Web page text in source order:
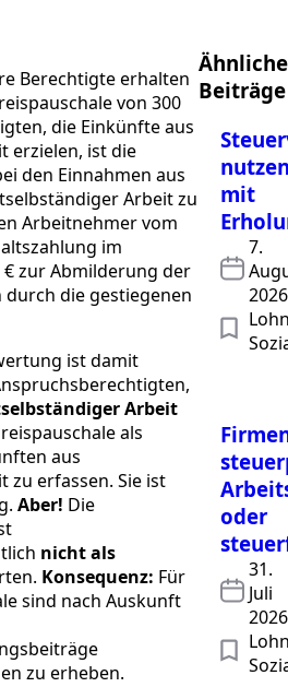
Berechtigte erhalten
von 300
die Einkünfte aus
erzielen, ist die
den Einnahmen aus
Arbeit zu
Arbeitnehmer vom
im
zur Abmilderung der
die gestiegenen
ist damit
Arbeit
als
aus
zu erfassen. Sie ist
Aber! Die
nicht als
Konsequenz: Für
sind nach Auskunft
zu erheben.
Ähnliche
Beiträge
mit
7.
2026
oder
31.
Juli
2026